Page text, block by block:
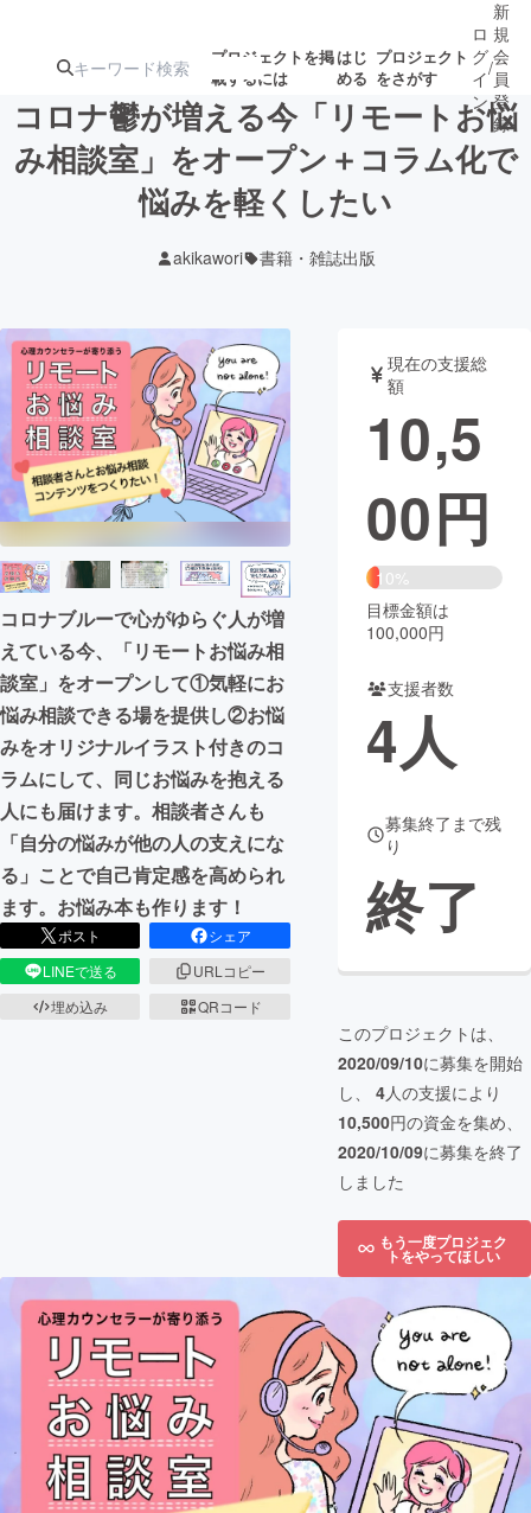
プロジェクトを掲
載するには
はじ
める
プロジェクト
をさがす
注目のリ 注目の新着プロ
ジェクト
募集終了が近いプ
テクノロジー・ガジェット
映像・映画 書籍・雑誌
ビジネス・起業 チャレンジ
まちづくり・地域活性化
CAMPFIRE for Social Good
CAMPFIRE Creation
CAMPFIREふるさと納税machi-ya コミュニティ
ロ
グ
イ
ン
/
新
規
会
員
登
録
コロナ鬱が増える今「リモートお悩
み相談室」をオープン＋コラム化で
悩みを軽くしたい
akikawori 書籍・雑誌出版
コロナブルーで心がゆらぐ人が増
えている今、「リモートお悩み相
談室」をオープンして①気軽にお
悩み相談できる場を提供し②お悩
みをオリジナルイラスト付きのコ
ラムにして、同じお悩みを抱える
人にも届けます。相談者さんも
「自分の悩みが他の人の支えにな
る」ことで自己肯定感を高められ
ます。お悩み本も作ります！
ポスト
シェア
LINEで送る
URLコピー
埋め込み
QRコード
現在の支援総
額
10,5
00円
10%
目標金額は
100,000円
支援者数
4人
募集終了まで残
り
終了
このプロジェクトは、
2020/09/10に募集を開始
し、 4人の支援により
10,500円の資金を集め、
2020/10/09に募集を終了
しました
もう一度プロジェク
トをやってほしい